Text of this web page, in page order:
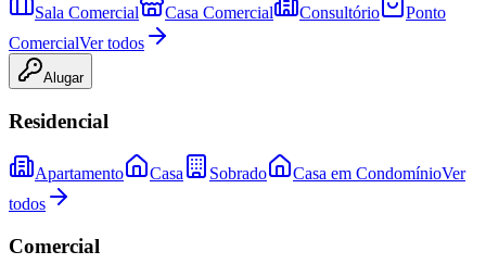
Sala Comercial Casa Comercial Consultório
Ponto
ComercialVer todos
Alugar
Residencial
Apartamento Casa Sobrado Casa em CondomínioVer
todos
Comercial